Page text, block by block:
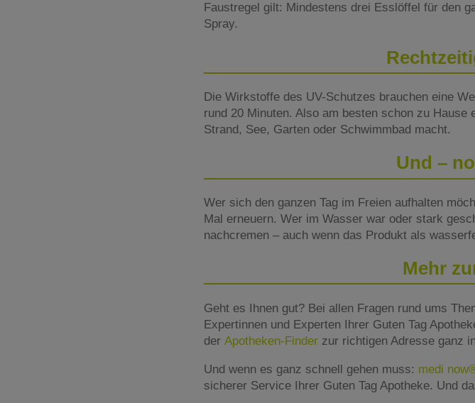
Faustregel gilt: Mindestens drei Esslöffel für den
Spray.
Die Wirkstoffe des UV-Schutzes brauchen eine
rund 20 Minuten. Also am besten schon zu
Strand, See, Garten oder Schwimmbad macht.
Und –
Wer sich den ganzen Tag im Freien aufhalten
Mal erneuern. Wer im Wasser war oder stark
nachcremen – auch wenn das Produkt als
Mehr
Geht es Ihnen gut? Bei allen Fragen rund ums
Expertinnen und Experten Ihrer Guten Tag
der Apotheken-Finder zur richtigen Adresse ganz
Und wenn es ganz schnell gehen muss: medi
sicherer Service Ihrer Guten Tag Apotheke. Und